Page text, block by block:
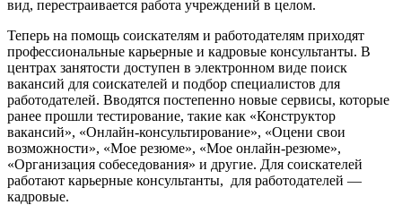
вид, перестраивается работа учреждений в целом.
Теперь на помощь соискателям и работодателям приходят
профессиональные карьерные и кадровые консультанты. В
центрах занятости доступен в электронном виде поиск
вакансий для соискателей и подбор специалистов для
работодателей. Вводятся постепенно новые сервисы, которые
ранее прошли тестирование, такие как «Конструктор
вакансий», «Онлайн-консультирование», «Оцени свои
возможности», «Мое резюме», «Мое онлайн-резюме»,
«Организация собеседования» и другие. Для соискателей
работают карьерные консультанты, для работодателей —
кадровые.